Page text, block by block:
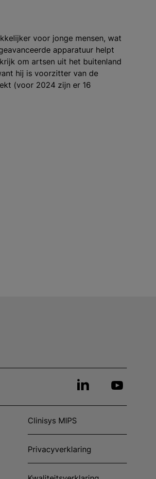
voor jonge mensen, wat
apparatuur helpt
om artsen uit het buitenland
hij is voorzitter van de
(voor 2024 zijn er 16
Clinisys MIPS
Privacyverklaring